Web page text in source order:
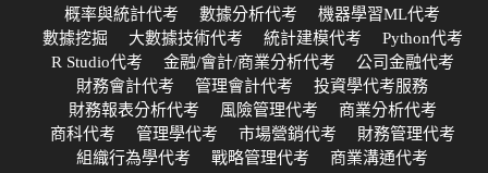
概率與統計代考
數據分析代考
機器學習ML代考
數據挖掘
大數據技術代考 統計建模代考
Python代考
R Studio代考
金融/會計/商業分析代考
公司金融代考
財務會計代考
管理會計代考
投資學代考服務
財務報表分析代考
風險管理代考
商業分析代考
商科代考
管理學代考 市場營銷代考
財務管理代考
組織行為學代考
戰略管理代考
商業溝通代考